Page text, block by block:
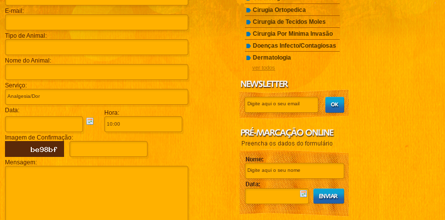
E-mail:
Tipo de Animal:
Nome do Animal:
Serviço:
Data: Hora:
Imagem de Confirmação:
Mensagem:
Cirugia Ortopedica
Cirurgia de Tecidos Moles
Cirurgia Por Minima Invasão
Doenças Infecto/Contagiosas
Dermatologia
ver todos